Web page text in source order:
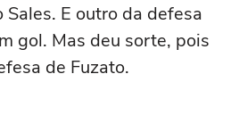
E outro da defesa
gol. Mas deu sorte, pois
de Fuzato.